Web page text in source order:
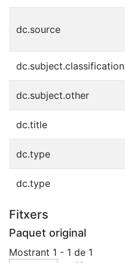
dc.source
dc.subject.classification
dc.subject.other
dc.title
dc.type
dc.type
Fitxers
Paquet original
Mostrant 1 - 1 de 1